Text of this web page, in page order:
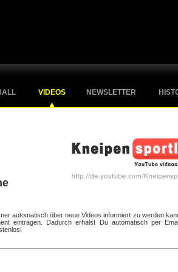
VIDEOS NEWSLETTER
automatisch über neue Videos informiert zu werden
eintragen. Dadurch erhälst Du automatisch per